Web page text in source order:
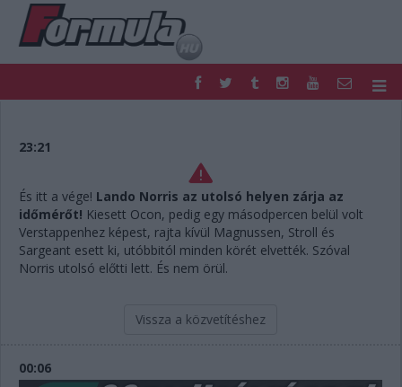
FORMULA
RETRO
EGYÉB
PODCAST
SHOP
LIVE
TIPPJÁTÉK
DIGITÁLIS MAGAZIN
PONTÁLLÁSOK
VERSENYNAPTÁRAK
23:21
És itt a vége! Lando Norris az utolsó helyen zárja az
időmérőt! Kiesett Ocon, pedig egy másodpercen belül volt
Verstappenhez képest, rajta kívül Magnussen, Stroll és
Sargeant esett ki, utóbbitól minden körét elvették. Szóval
Norris utolsó előtti lett. És nem örül.
Vissza a közvetítéshez
00:06